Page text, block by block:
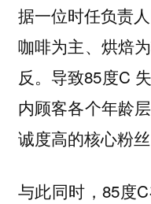
据一位时任负责
咖啡为主、烘焙
反。导致85度C
内顾客各个年龄
诚度高的核心粉
与此同时，85度